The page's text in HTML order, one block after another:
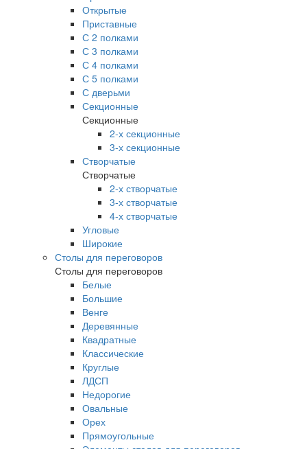
Открытые
Приставные
С 2 полками
С 3 полками
С 4 полками
С 5 полками
С дверьми
Секционные
Секционные
2-х секционные
3-х секционные
Створчатые
Створчатые
2-х створчатые
3-х створчатые
4-х створчатые
Угловые
Широкие
Столы для переговоров
Столы для переговоров
Белые
Большие
Венге
Деревянные
Квадратные
Классические
Круглые
ЛДСП
Недорогие
Овальные
Орех
Прямоугольные